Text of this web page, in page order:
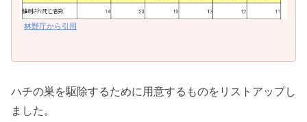
林野庁から引用
ハチの巣を駆除するために用意するものをリストアップし
ました。